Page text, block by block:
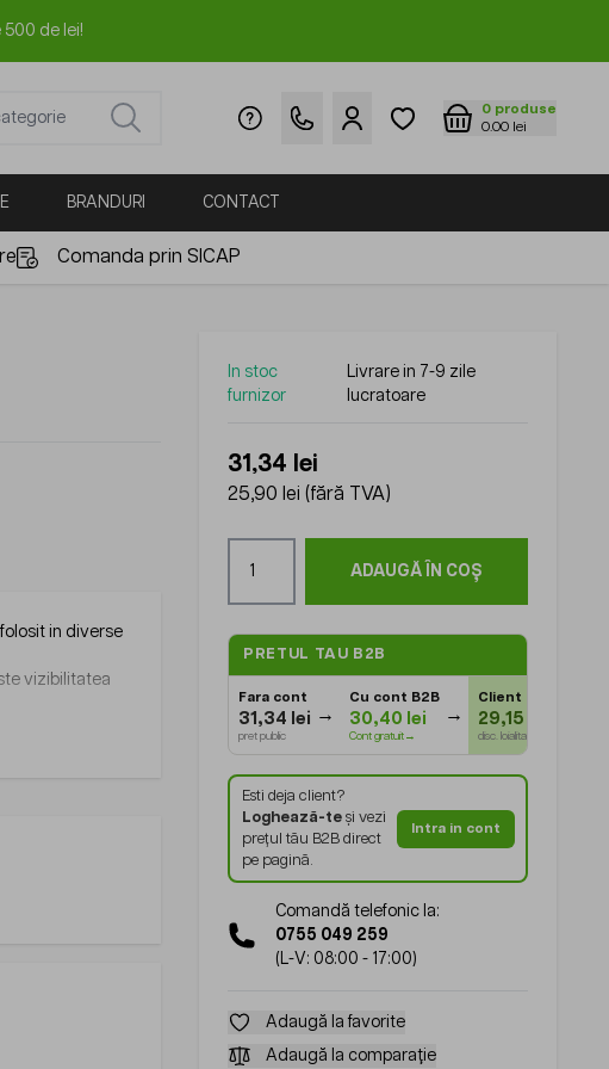
500 de lei!
0 produse
0.00 lei
BRANDURI CONTACT
Comanda prin SICAP
in diverse
vizibilitatea
In stoc
furnizor
Livrare in 7-9 zile
lucratoare
31,34 lei
25,90 lei (fără TVA)
ADAUGĂ ÎN COȘ
PRETUL TAU B2B
Fara cont
31,34 lei
pret public
Cu cont B2B
30,40 lei
Cont gratuit→
Client Gold
29,15 lei
disc. loialitate
Esti deja client?
Loghează-teși vezi
prețul tău B2B direct
pe pagină.
Intra in cont
Comandă telefonic la:
0755 049 259
(L-V: 08:00 - 17:00)
Adaugă la favorite
Adaugă la comparație